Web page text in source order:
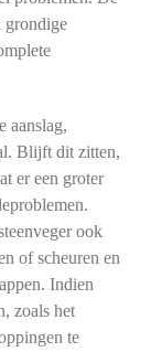
grondige
aanslag,
Blijft dit zitten,
er een groter
ook
of scheuren en
Indien
zoals het
te